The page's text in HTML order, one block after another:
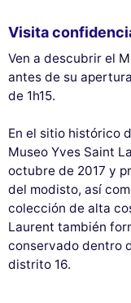
Visita
Ven a descubrir el
antes de su
de 1h15.
En el sitio histórico
Museo Yves Saint
octubre de 2017 y
del modisto, así
colección de alta
Laurent también
conservado dentro
distrito 16.